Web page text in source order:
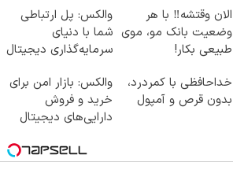
الان وقتشه‼️ با هر
وضعیت بانک مو، موی
طبیعی بکار!
والکس: پل ارتباطی
شما با دنیای
سرمایه‌گذاری دیجیتال
خداحافظی با کمردرد،
بدون قرص و آمپول
والکس: بازار امن برای
خرید و فروش
دارایی‌های دیجیتال